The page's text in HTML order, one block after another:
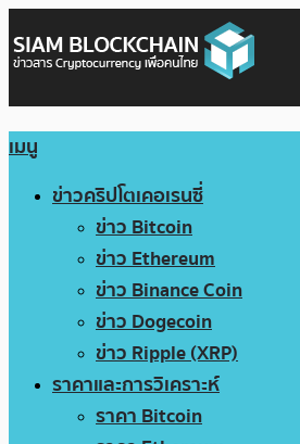
เมนู
ข่าวคริปโตเคอเรนซี่
ข่าว Bitcoin
ข่าว Ethereum
ข่าว Binance Coin
ข่าว Dogecoin
ข่าว Ripple (XRP)
ราคาและการวิเคราะห์
ราคา Bitcoin